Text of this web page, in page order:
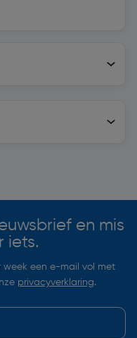
en mis
iets.
week een e-mail vol met
privacyverklaring.